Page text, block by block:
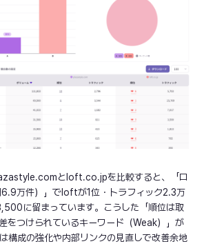
とloft.co.jpを比較すると、「ロ
6.9万件）」でloftが1位・トラフィック2.3万
に留まっています。こうした「順位は取
をつけられているキーワード（Weak）」が
構成の強化や内部リンクの見直しで改善余地